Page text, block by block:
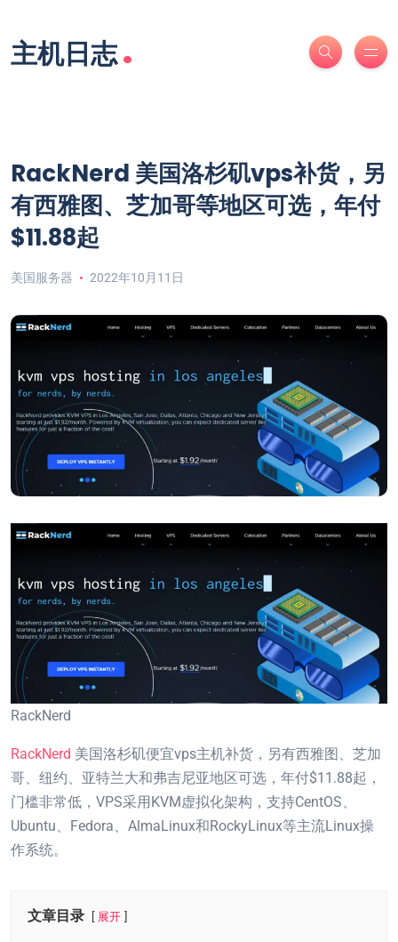
主机日志.
RackNerd 美国洛杉矶vps补货，另
有西雅图、芝加哥等地区可选，年付
$11.88起
美国服务器 2022年10月11日
RackNerd
RackNerd 美国洛杉矶便宜vps主机补货，另有西雅图、芝加
哥、纽约、亚特兰大和弗吉尼亚地区可选，年付$11.88起，
门槛非常低，VPS采用KVM虚拟化架构，支持CentOS、
Ubuntu、Fedora、AlmaLinux和RockyLinux等主流Linux操
作系统。
文章目录 展开